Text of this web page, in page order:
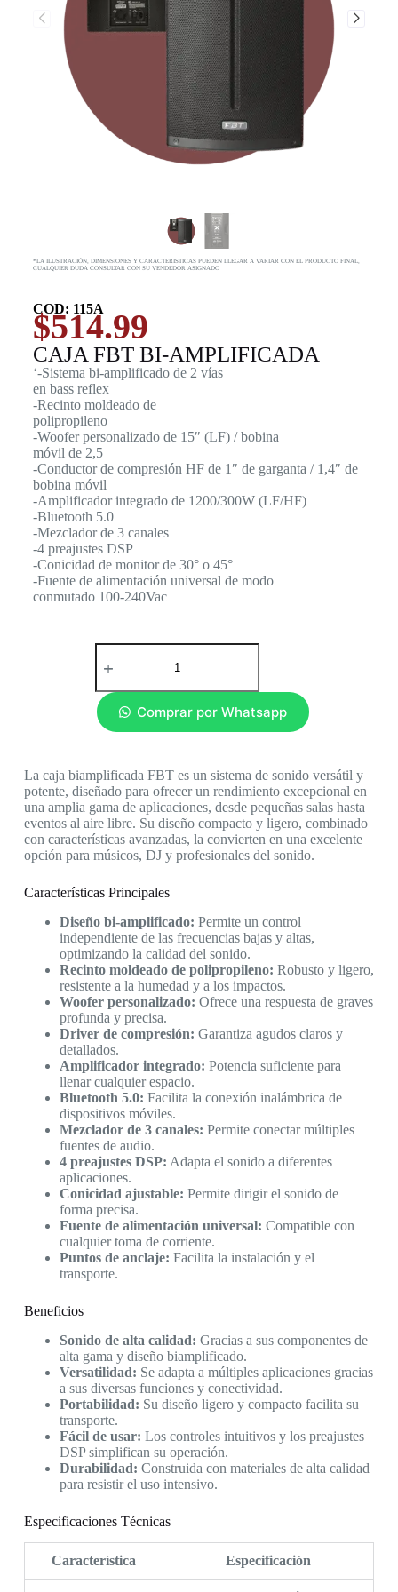
*LA ILUSTRACIÓN, DIMENSIONES Y CARACTERISTICAS PUEDEN LLEGAR A VARIAR CON EL PRODUCTO FINAL,
CUALQUIER DUDA CONSULTAR CON SU VENDEDOR ASIGNADO
COD: 115A
$514.99
CAJA FBT BI-AMPLIFICADA
‘-Sistema bi-amplificado de 2 vías
en bass reflex
-Recinto moldeado de
polipropileno
-Woofer personalizado de 15″ (LF) / bobina
móvil de 2,5
-Conductor de compresión HF de 1″ de garganta / 1,4″ de
bobina móvil
-Amplificador integrado de 1200/300W (LF/HF)
-Bluetooth 5.0
-Mezclador de 3 canales
-4 preajustes DSP
-Conicidad de monitor de 30° o 45°
-Fuente de alimentación universal de modo
conmutado 100-240Vac
Comprar por Whatsapp
La caja biamplificada FBT es un sistema de sonido versátil y
potente, diseñado para ofrecer un rendimiento excepcional en
una amplia gama de aplicaciones, desde pequeñas salas hasta
eventos al aire libre. Su diseño compacto y ligero, combinado
con características avanzadas, la convierten en una excelente
opción para músicos, DJ y profesionales del sonido.
Características Principales
Diseño bi-amplificado: Permite un control
independiente de las frecuencias bajas y altas,
optimizando la calidad del sonido.
Recinto moldeado de polipropileno: Robusto y ligero,
resistente a la humedad y a los impactos.
Woofer personalizado: Ofrece una respuesta de graves
profunda y precisa.
Driver de compresión: Garantiza agudos claros y
detallados.
Amplificador integrado: Potencia suficiente para
llenar cualquier espacio.
Bluetooth 5.0: Facilita la conexión inalámbrica de
dispositivos móviles.
Mezclador de 3 canales: Permite conectar múltiples
fuentes de audio.
4 preajustes DSP: Adapta el sonido a diferentes
aplicaciones.
Conicidad ajustable: Permite dirigir el sonido de
forma precisa.
Fuente de alimentación universal: Compatible con
cualquier toma de corriente.
Puntos de anclaje: Facilita la instalación y el
transporte.
Beneficios
Sonido de alta calidad: Gracias a sus componentes de
alta gama y diseño biamplificado.
Versatilidad: Se adapta a múltiples aplicaciones gracias
a sus diversas funciones y conectividad.
Portabilidad: Su diseño ligero y compacto facilita su
transporte.
Fácil de usar: Los controles intuitivos y los preajustes
DSP simplifican su operación.
Durabilidad: Construida con materiales de alta calidad
para resistir el uso intensivo.
Especificaciones Técnicas
Característica Especificación